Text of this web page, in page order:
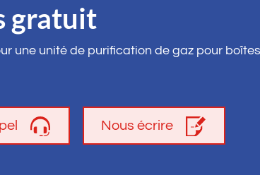
gratuit
une unité de purification de gaz pour
Nous écrire